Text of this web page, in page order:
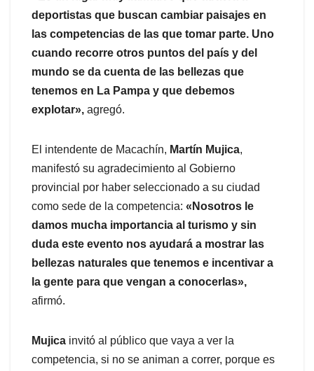
deportistas que buscan cambiar paisajes en
las competencias de las que tomar parte. Uno
cuando recorre otros puntos del país y del
mundo se da cuenta de las bellezas que
tenemos en La Pampa y que debemos
explotar», agregó.
El intendente de Macachín, Martín Mujica,
manifestó su agradecimiento al Gobierno
provincial por haber seleccionado a su ciudad
como sede de la competencia: «Nosotros le
damos mucha importancia al turismo y sin
duda este evento nos ayudará a mostrar las
bellezas naturales que tenemos e incentivar a
la gente para que vengan a conocerlas»,
afirmó.
Mujica invitó al público que vaya a ver la
competencia, si no se animan a correr, porque es